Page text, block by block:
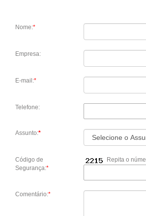
Nome:*
Empresa:
E-mail:*
Telefone:
Assunto:*
Código de
Segurança:*
Repita o
Comentário:*